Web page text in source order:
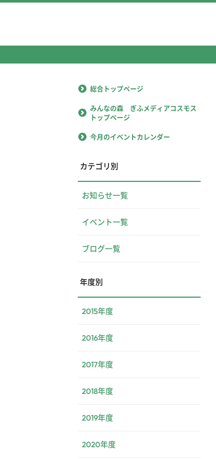
総合トップページ
みんなの森 ぎふメディアコスモス
トップページ
今月のイベントカレンダー
カテゴリ別
お知らせ一覧
イベント一覧
ブログ一覧
年度別
2015年度
2016年度
2017年度
2018年度
2019年度
2020年度